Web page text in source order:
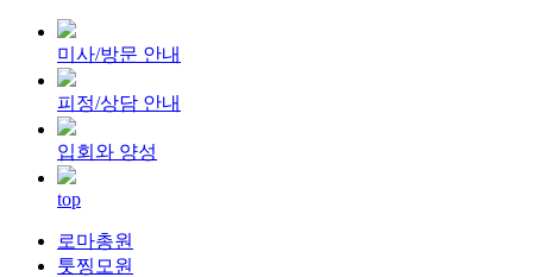
미사/방문 안내
피정/상담 안내
입회와 양성
top
로마총원
툿찡모원